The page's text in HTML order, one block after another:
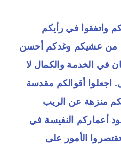
واتفقوا في رأيكم
من عشيكم وغدكم أحسن
في الخدمة والكمال لا
اجعلوا أقوالكم مقدسة
منزهة عن الريب
أعماركم النفيسة في
الأمور على